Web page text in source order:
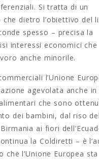
Si tratta di un
dietro l’obiettivo del
spesso – precisa la
interessi economici che
anche minorile.
l’Unione
agevolata anche in
che sono
dei bambini, dal riso del
ai fiori
la Coldiretti – è
che l’Unione Europea sta